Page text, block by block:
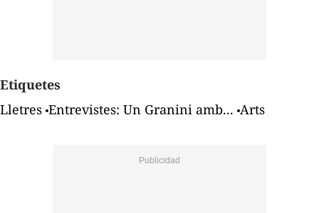
Etiquetes
Lletres Entrevistes: Un Granini amb... Arts